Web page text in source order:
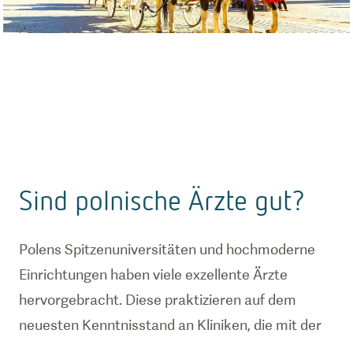
Sind polnische Ärzte gut?
Polens Spitzenuniversitäten und hochmoderne
Einrichtungen haben viele exzellente Ärzte
hervorgebracht. Diese praktizieren auf dem
neuesten Kenntnisstand an Kliniken, die mit der